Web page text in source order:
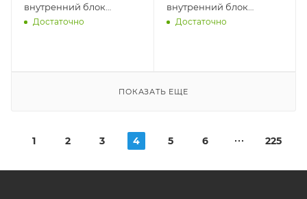
внутренний блок
Hisense AVD-96UX6SFH
Достаточно
внутренний блок
Hisense AVD-76UX6SEH
Достаточно
ПОКАЗАТЬ ЕЩЕ
1 2 3 4 5 6 225